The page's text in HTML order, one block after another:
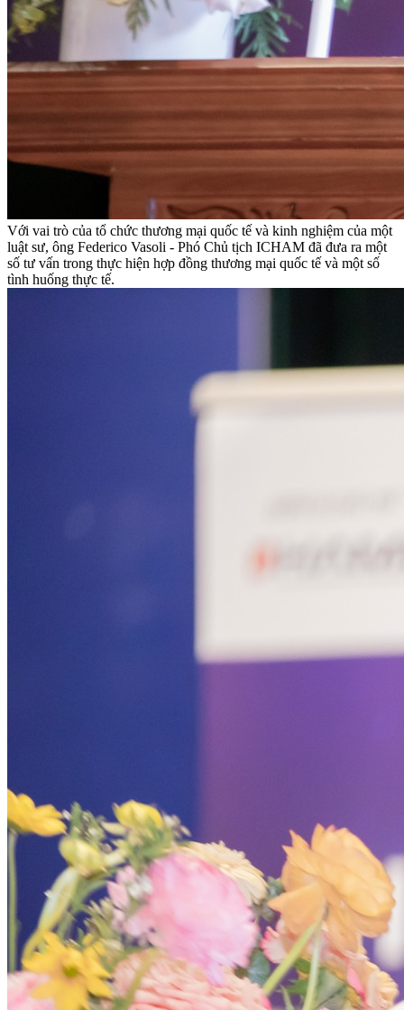
Với vai trò của tổ chức thương mại quốc tế và kinh nghiệm của một
luật sư, ông Federico Vasoli - Phó Chủ tịch ICHAM đã đưa ra một
số tư vấn trong thực hiện hợp đồng thương mại quốc tế và một số
tình huống thực tế.